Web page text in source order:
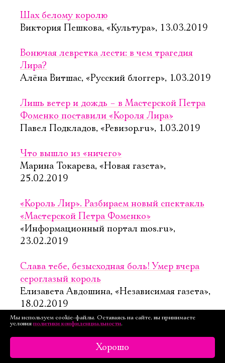
Шах белому королю
Виктория Пешкова, «Культура», 13.03.2019
Вонючая левретка лести: в чем трагедия
Лира?
Алёна Витшас, «Русский блоггер», 1.03.2019
Лишь ветер и дождь – в Мастерской Петра
Фоменко поставили «Короля Лира»
Павел Подкладов, «Ревизор.ru», 1.03.2019
Что вышло из «ничего»
Марина Токарева, «Новая газета»,
25.02.2019
«Король Лир». Разбираем новый спектакль
«Мастерской Петра Фоменко»
«Информационный портал mos.ru»,
23.02.2019
Слава тебе, безысходная боль! Умер вчера
сероглазый король
Елизавета Авдошина, «Независимая газета»,
18.02.2019
В «Мастерской Петра Фоменко» снова
Юлия Зу, «Musecube.org», 17.02.2019
Мы используем cookie-файлы. Оставаясь на сайте, вы принимаете
условия политики конфиденциальности.
Хорошо